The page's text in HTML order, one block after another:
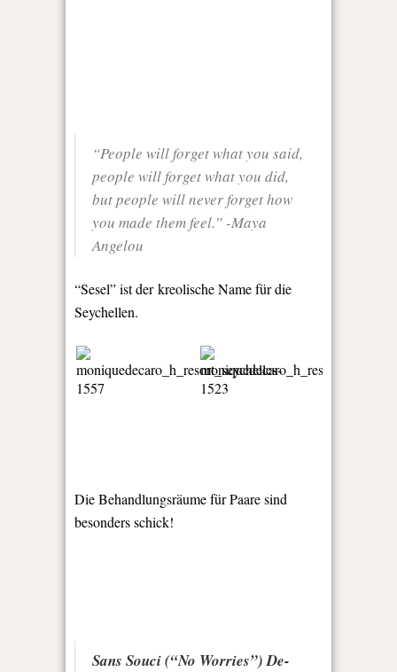
“People will forget what you said,
people will forget what you did,
but people will never forget how
you made them feel.” -Maya
Angelou
“Sesel” ist der kreolische Name für die
Seychellen.
Die Behandlungsräume für Paare sind
besonders schick!
Sans Souci (“No Worries”) De-